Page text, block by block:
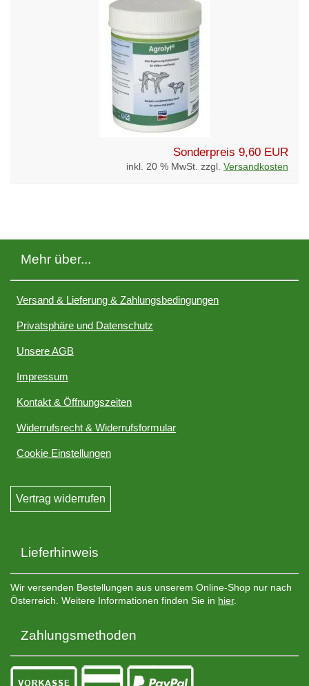
Sonderpreis 9,60 EUR
inkl. 20 % MwSt. zzgl. Versandkosten
Mehr über...
Versand & Lieferung & Zahlungsbedingungen
Privatsphäre und Datenschutz
Unsere AGB
Impressum
Kontakt & Öffnungszeiten
Widerrufsrecht & Widerrufsformular
Cookie Einstellungen
Vertrag widerrufen
Lieferhinweis
Wir versenden Bestellungen aus unserem Online-Shop nur nach
Österreich. Weitere Informationen finden Sie in hier.
Zahlungsmethoden